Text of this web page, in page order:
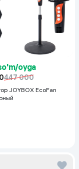
oyga
447 000
JOYBOX EcoFan